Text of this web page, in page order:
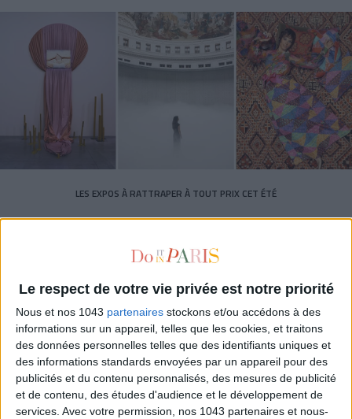
Le respect de votre vie privée est notre priorité
Nous et nos 1043 partenaires stockons et/ou accédons à des
informations sur un appareil, telles que les cookies, et traitons
des données personnelles telles que des identifiants uniques et
des informations standards envoyées par un appareil pour des
publicités et du contenu personnalisés, des mesures de publicité
et de contenu, des études d'audience et le développement de
services. Avec votre permission, nos 1043 partenaires et nous-
LES EXPOS À RATTRAPER À TOUT PRIX CET ÉTÉ
LES SACS D’ÉTÉ QUI DONNENT LE TON DE LA SAISON